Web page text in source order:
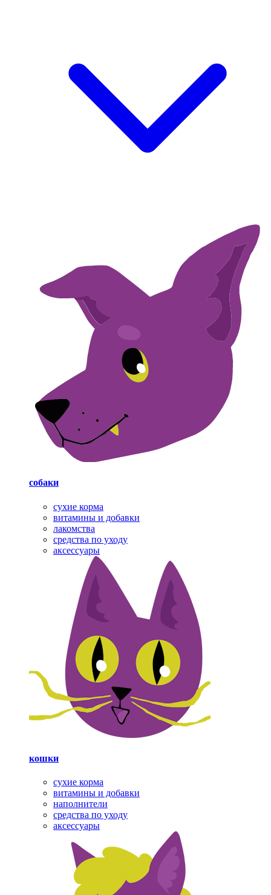
собаки
cухие корма
витамины и добавки
лакомства
средства по уходу
аксессуары
кошки
сухие корма
витамины и добавки
наполнители
средства по уходу
аксессуары